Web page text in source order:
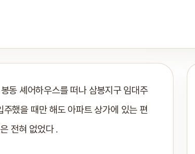
동 셰어하우스를 떠나 삼봉지구 임대주
했을 때만 해도 아파트 상가에 있는 편
전혀 없었다 .